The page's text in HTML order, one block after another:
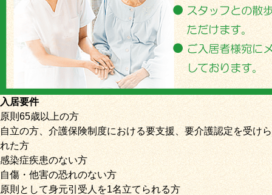
入居要件
原則65歳以上の方
自立の方、介護保険制度における要支援、要介護認定を受けら
れた方
感染症疾患のない方
自傷・他害の恐れのない方
原則として身元引受人を1名立てられる方